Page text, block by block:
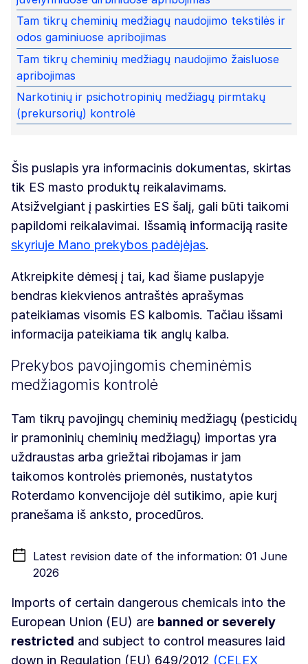
Tam tikrų cheminių medžiagų naudojimo tekstilės ir
odos gaminiuose apribojimas
Tam tikrų cheminių medžiagų naudojimo žaisluose
apribojimas
Narkotinių ir psichotropinių medžiagų pirmtakų
(prekursorių) kontrolė
Šis puslapis yra informacinis dokumentas, skirtas
tik ES masto produktų reikalavimams.
Atsižvelgiant į paskirties ES šalį, gali būti taikomi
papildomi reikalavimai. Išsamią informaciją rasite
skyriuje Mano prekybos padėjėjas.
Atkreipkite dėmesį į tai, kad šiame puslapyje
bendras kiekvienos antraštės aprašymas
pateikiamas visomis ES kalbomis. Tačiau išsami
informacija pateikiama tik anglų kalba.
Prekybos pavojingomis cheminėmis
medžiagomis kontrolė
Tam tikrų pavojingų cheminių medžiagų (pesticidų
ir pramoninių cheminių medžiagų) importas yra
uždraustas arba griežtai ribojamas ir jam
taikomos kontrolės priemonės, nustatytos
Roterdamo konvencijoje dėl sutikimo, apie kurį
pranešama iš anksto, procedūros.
Latest revision date of the information: 01 June
2026
Imports of certain dangerous chemicals into the
European Union (EU) are banned or severely
restricted and subject to control measures laid
down in Regulation (EU) 649/2012 (CELEX